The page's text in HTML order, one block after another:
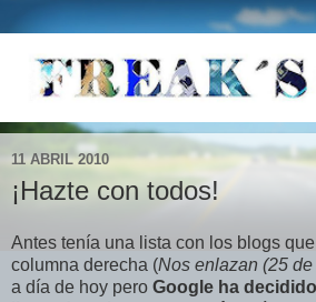
11 ABRIL 2010
¡Hazte con todos!
Antes tenía una lista con los blogs
columna derecha (Nos enlazan (25 de
a día de hoy pero Google ha